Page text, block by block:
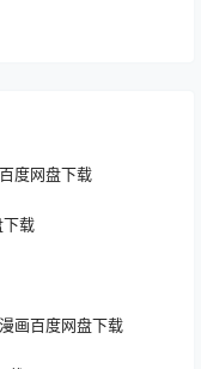
度网盘下载
载
画百度网盘下载